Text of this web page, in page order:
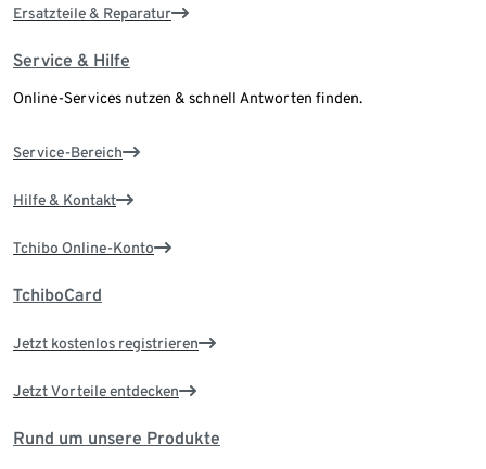
Ersatzteile & Reparatur
Service & Hilfe
Online-Services nutzen & schnell Antworten finden.
Service-Bereich
Hilfe & Kontakt
Tchibo Online-Konto
TchiboCard
Jetzt kostenlos registrieren
Jetzt Vorteile entdecken
Rund um unsere Produkte